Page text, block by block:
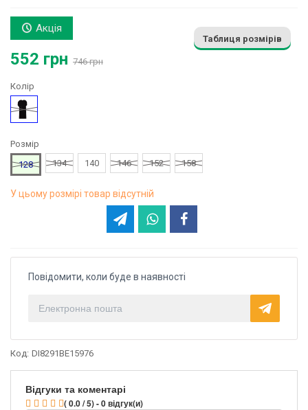
Акція
552 грн 746 грн
Таблиця розмірів
Колір
Чорний
Розмір
128
134 140 146 152 158
У цьому розмірі товар відсутній
Повідомити, коли буде в наявності
Код: DI8291BE15976
Відгуки та коментарі
( 0.0 / 5) - 0 відгук(и)